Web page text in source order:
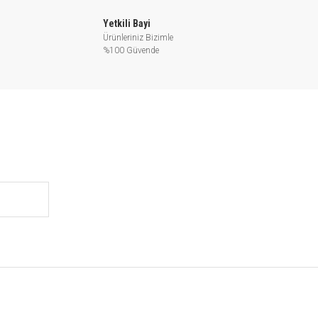
yardımcı sistemler
Yetkili Bayi
Ürünleriniz Bizimle
%100 Güvende